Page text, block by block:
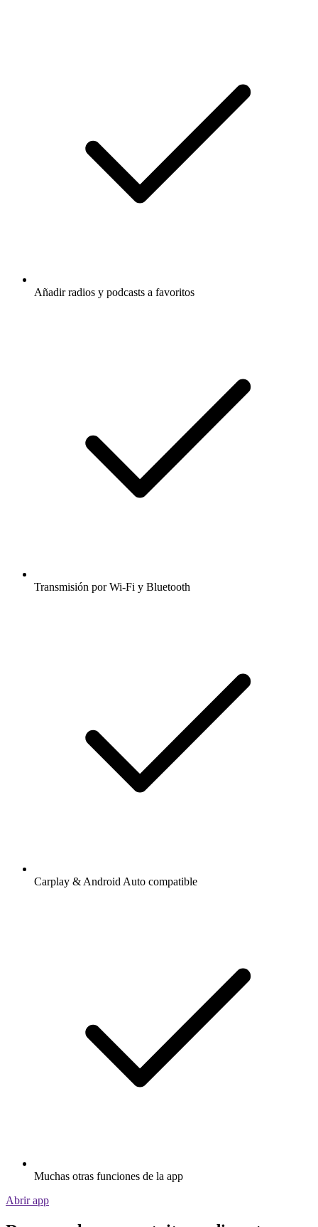
Añadir radios y podcasts a favoritos
Transmisión por Wi-Fi y Bluetooth
Carplay & Android Auto compatible
Muchas otras funciones de la app
Abrir app